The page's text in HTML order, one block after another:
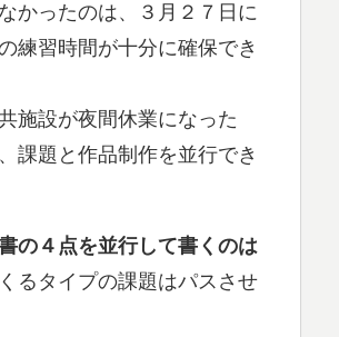
かったのは、３月２７日に
練習時間が十分に確保でき
施設が夜間休業になった
課題と作品制作を並行でき
の４点を並行して書くのは
るタイプの課題はパスさせ